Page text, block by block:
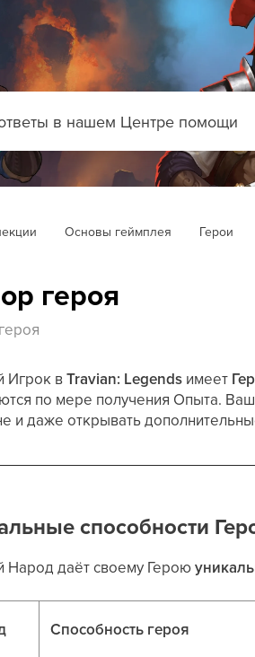
Основы геймплея Герои
героя
Игрок вTravian: Legends имеет
по мере получения Опыта.
и даже открывать
способности
Народ даёт своему Герою
Способность героя